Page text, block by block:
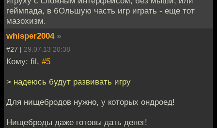
геймпада, в бОльшую часть игр играть - еще тот
мазохизм.
whisper2004 »
#27 | 29.07.13 20:38
Кому: fil, #5
> надеюсь будут развивать игру
Для нищебродов нужно, у которых ондроед!
Нищеброды даже готовы дать денег!